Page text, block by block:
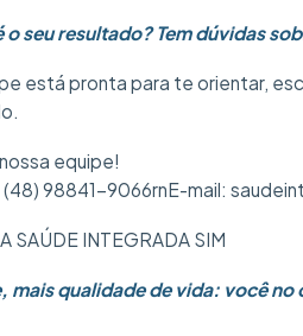
o seu resultado? Tem dúvidas
está pronta para te orientar,
equipe!
98841-9066rnE-mail:
SAÚDE INTEGRADA SIM
mais qualidade de vida: você